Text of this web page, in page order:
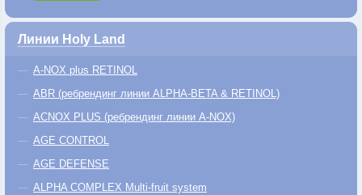
Линии Holy Land
A-NOX plus RETINOL
ABR (ребрендинг линии ALPHA-BETA & RETINOL)
ACNOX PLUS (ребрендинг линии A-NOX)
AGE CONTROL
AGE DEFENSE
ALPHA COMPLEX Multi-fruit system